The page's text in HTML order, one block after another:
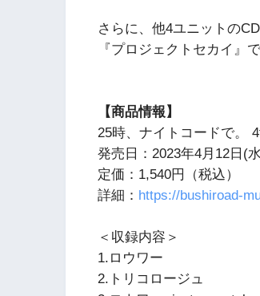
さらに、他4ユニットの
『プロジェクトセカイ』
【商品情報】
25時、ナイトコードで。
発売日：2023年4月12日(
定価：1,540円（税込）
詳細： https://bushiroad-
＜収録内容＞
1.ロウワー
2.トリコロージュ